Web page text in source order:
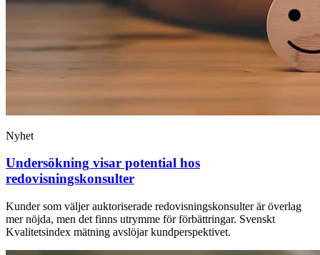
Nyhet
Undersökning visar potential hos
redovisningskonsulter
Kunder som väljer auktoriserade redovisningskonsulter är överlag
mer nöjda, men det finns utrymme för förbättringar. Svenskt
Kvalitetsindex mätning avslöjar kundperspektivet.